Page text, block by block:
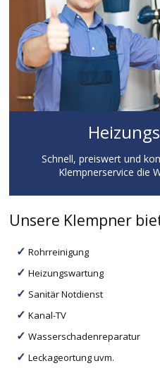
Schnell, preiswert und
Klempnerservice die
Unsere Klempner
Rohrreinigung
Heizungswartung
Sanitär Notdienst
Kanal-TV
Wasserschadenreparatur
Leckageortung uvm.